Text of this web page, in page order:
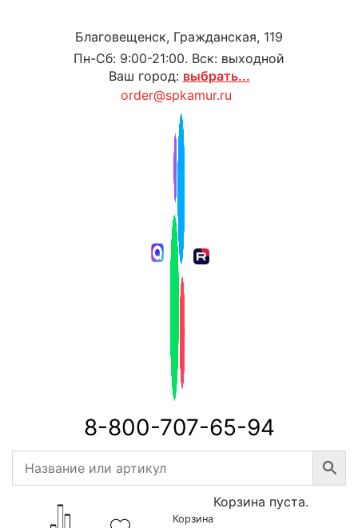
Благовещенск, Гражданская, 119
Пн-Сб: 9:00-21:00. Вск: выходной
Ваш город: выбрать...
order@spkamur.ru
8-800-707-65-94
Корзина
Корзина пуста.